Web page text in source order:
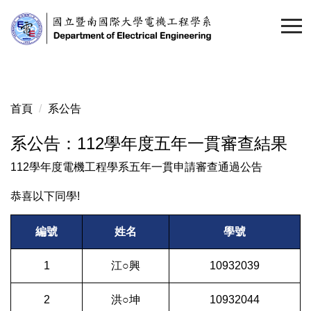
到
主
區
首頁 系公告
系公告：112學年度五年一貫審查結果
112學年度電機工程學系五年一貫申請審查通過公告
恭喜以下同學!
編號 姓名 學號
1 江○興 10932039
2 洪○坤 10932044